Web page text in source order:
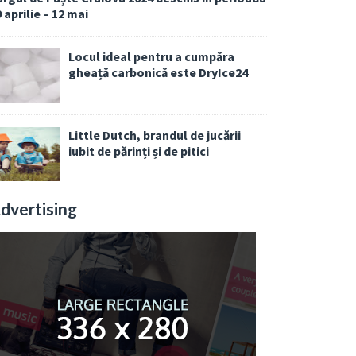
aprilie – 12 mai
Locul ideal pentru a cumpăra
gheață carbonică este DryIce24
Little Dutch, brandul de jucării
iubit de părinți și de pitici